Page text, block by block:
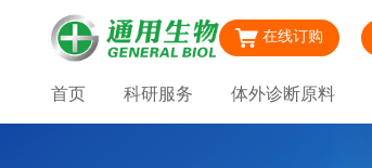
在线订购
首页 科研服务 体外诊断原料